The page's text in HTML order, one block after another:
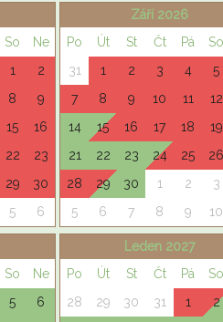
So
Ne
1
2
8
9
15
16
22
23
29
30
5 6
Září 2026
Po
Út St Čt Pá
So
31
1 2 3 4
5
7
8 9 10 11
12
14
15 16 17 18
19
21
22 23 24 25
26
28
29 30 1 2
3
5
6 7 8 9 10
So
Ne
5
6
Leden 2027
Po
Út St Čt Pá
So
28
29 30 31 1
2